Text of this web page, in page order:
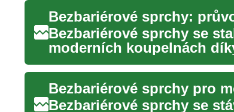
Bezbariérové sprchy:
Bezbariérové sprchy se
moderních koupelnách
praktickému využití p...
Bezbariérové sprchy pro
Bezbariérové sprchy se